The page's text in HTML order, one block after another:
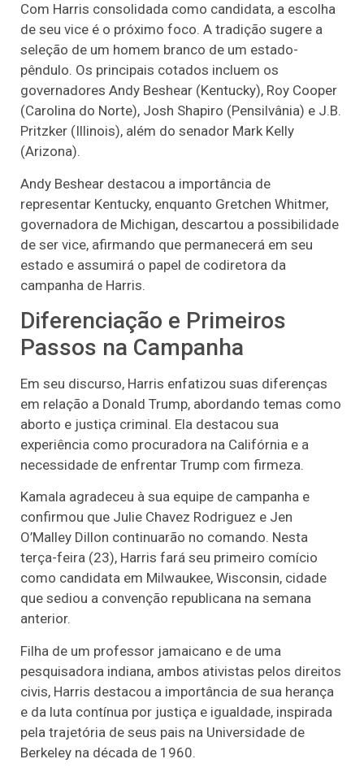
Com Harris consolidada como candidata, a escolha
de seu vice é o próximo foco. A tradição sugere a
seleção de um homem branco de um estado-
pêndulo. Os principais cotados incluem os
governadores Andy Beshear (Kentucky), Roy Cooper
(Carolina do Norte), Josh Shapiro (Pensilvânia) e J.B.
Pritzker (Illinois), além do senador Mark Kelly
(Arizona).
Andy Beshear destacou a importância de
representar Kentucky, enquanto Gretchen Whitmer,
governadora de Michigan, descartou a possibilidade
de ser vice, afirmando que permanecerá em seu
estado e assumirá o papel de codiretora da
campanha de Harris.
Diferenciação e Primeiros
Passos na Campanha
Em seu discurso, Harris enfatizou suas diferenças
em relação a Donald Trump, abordando temas como
aborto e justiça criminal. Ela destacou sua
experiência como procuradora na Califórnia e a
necessidade de enfrentar Trump com firmeza.
Kamala agradeceu à sua equipe de campanha e
confirmou que Julie Chavez Rodriguez e Jen
O’Malley Dillon continuarão no comando. Nesta
terça-feira (23), Harris fará seu primeiro comício
como candidata em Milwaukee, Wisconsin, cidade
que sediou a convenção republicana na semana
anterior.
Filha de um professor jamaicano e de uma
pesquisadora indiana, ambos ativistas pelos direitos
civis, Harris destacou a importância de sua herança
e da luta contínua por justiça e igualdade, inspirada
pela trajetória de seus pais na Universidade de
Berkeley na década de 1960.